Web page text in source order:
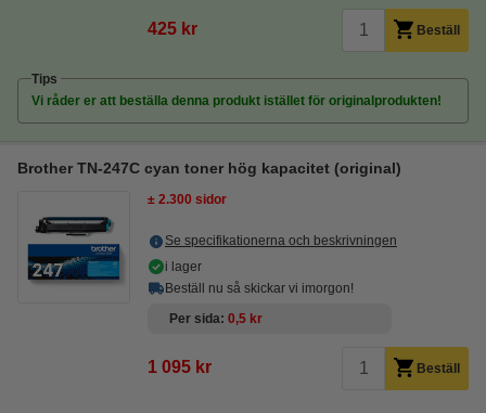
425 kr Beställ
Tips
Vi råder er att beställa denna produkt istället för originalprodukten!
Brother TN-247C cyan toner hög kapacitet (original)
± 2.300 sidor
Se specifikationerna och beskrivningen
i lager
Beställ nu så skickar vi imorgon!
Per sida 0,5 kr
1 095 kr Beställ